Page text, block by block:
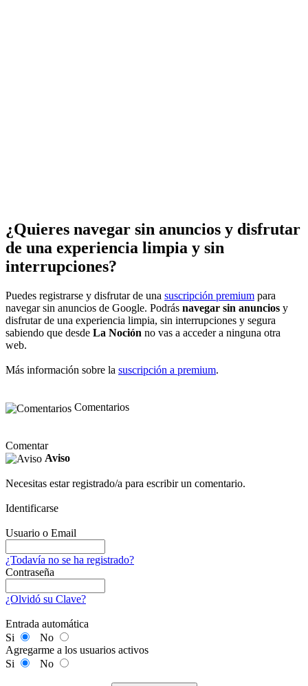
¿Quieres navegar sin anuncios y disfrutar
de una experiencia limpia y sin
interrupciones?
Puedes registrarse y disfrutar de una suscripción premium para
navegar sin anuncios de Google. Podrás navegar sin anuncios y
disfrutar de una experiencia limpia, sin interrupciones y segura
sabiendo que desde La Noción no vas a acceder a ninguna otra
web.
Más información sobre la suscripción a premium.
Comentarios
Comentar
Aviso
Necesitas estar registrado/a para escribir un comentario.
Identificarse
Usuario o Email
¿Todavía no se ha registrado?
Contraseña
¿Olvidó su Clave?
Entrada automática
Si
No
Agregarme a los usuarios activos
Si
No